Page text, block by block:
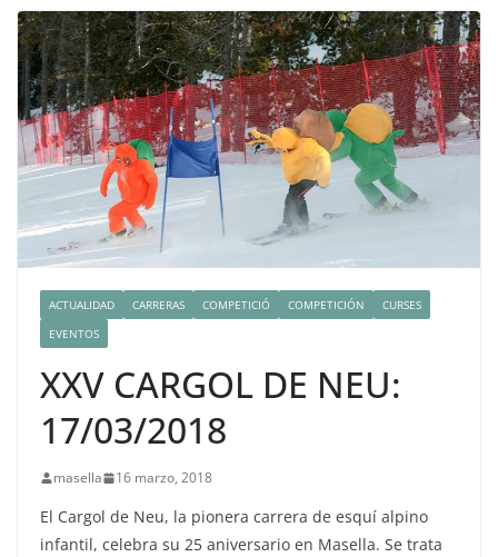
ACTUALIDAD CARRERAS COMPETICIÓ COMPETICIÓN
CURSES
EVENTOS
XXV CARGOL DE NEU:
17/03/2018
masella 16 marzo, 2018
El Cargol de Neu, la pionera carrera de esquí alpino
infantil, celebra su 25 aniversario en Masella. Se trata